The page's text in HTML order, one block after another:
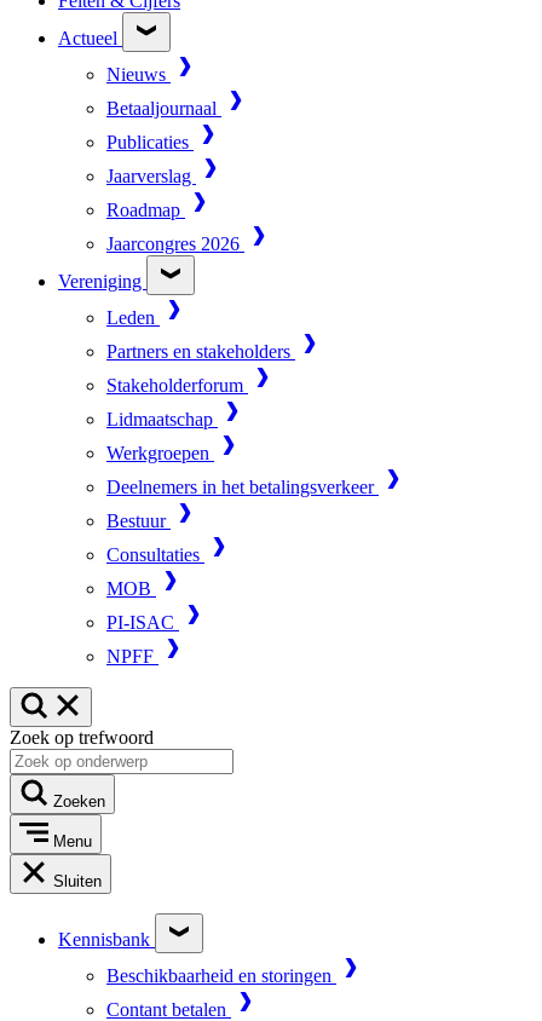
Actueel
Nieuws
Betaaljournaal
Publicaties
Jaarverslag
Roadmap
Jaarcongres 2026
Vereniging
Leden
Partners en stakeholders
Stakeholderforum
Lidmaatschap
Werkgroepen
Deelnemers in het betalingsverkeer
Bestuur
Consultaties
MOB
PI-ISAC
NPFF
Zoek op trefwoord
Zoeken
Menu
Sluiten
Kennisbank
Beschikbaarheid en storingen
Contant betalen